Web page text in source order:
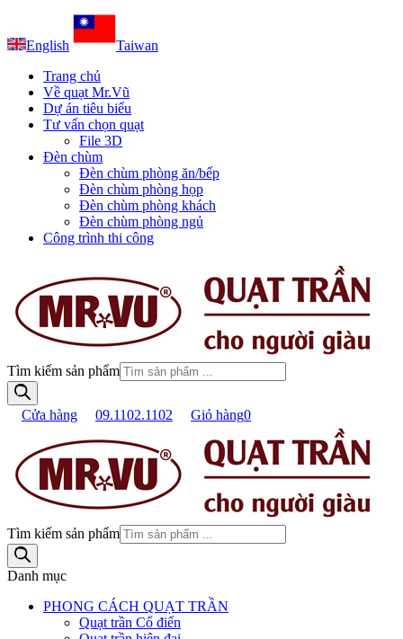
English
Taiwan
Trang chủ
Về quạt Mr.Vũ
Dự án tiêu biểu
Tư vấn chọn quạt
File 3D
Đèn chùm
Đèn chùm phòng ăn/bếp
Đèn chùm phòng họp
Đèn chùm phòng khách
Đèn chùm phòng ngủ
Công trình thi công
Tìm kiếm sản phẩm
Cửa hàng 09.1102.1102 Giỏ hàng0
Tìm kiếm sản phẩm
Danh mục
PHONG CÁCH QUẠT TRẦN
Quạt trần Cổ điển